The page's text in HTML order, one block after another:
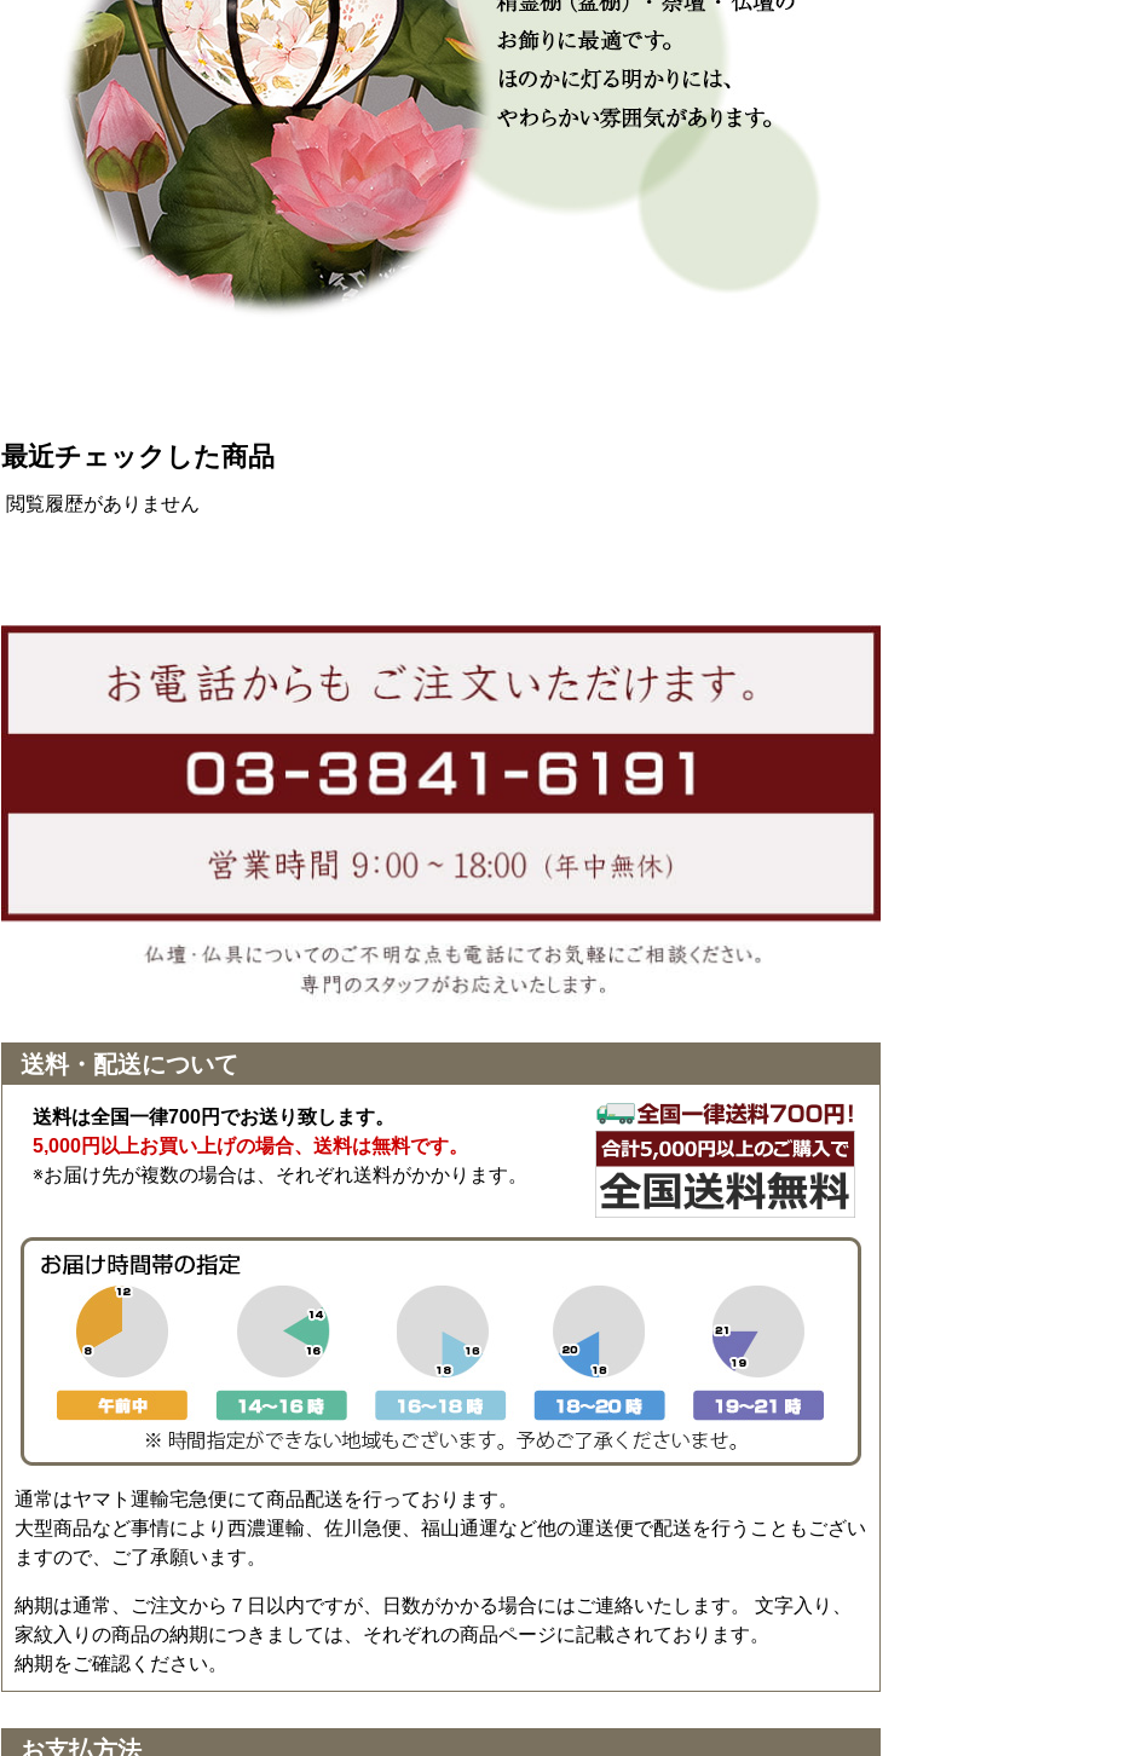
最近チェックした商品
閲覧履歴がありません
送料・配送について
送料は全国一律700円でお送り致します。
5,000円以上お買い上げの場合、送料は無料です。
※お届け先が複数の場合は、それぞれ送料がかかります。
通常はヤマト運輸宅急便にて商品配送を行っております。
大型商品など事情により西濃運輸、佐川急便、福山通運など他の運送便で配送を行うこともござい
ますので、ご了承願います。
納期は通常、ご注文から７日以内ですが、日数がかかる場合にはご連絡いたします。 文字入り、
家紋入りの商品の納期につきましては、それぞれの商品ページに記載されております。
納期をご確認ください。
お支払方法